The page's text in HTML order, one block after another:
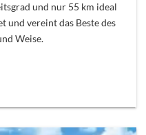
und nur 55 km ideal
und vereint das Beste des
Weise.